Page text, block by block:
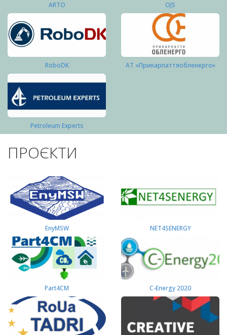
ARTO OJS
RoboDK АТ «Прикарпаттяобленерго»
Petroleum Experts
ПРОЄКТИ
EnyMSW NET4SENERGY
Part4СМ C-Energy 2020